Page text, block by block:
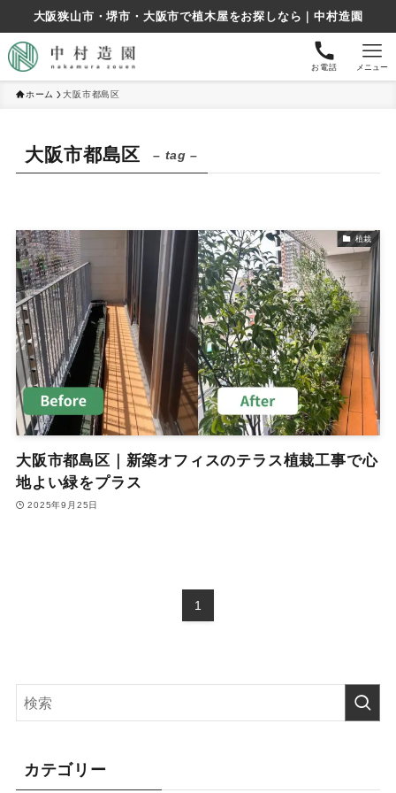
大阪狭山市・堺市・大阪市で植木屋をお探しなら｜中村造園
お電話 メニュー
ホーム 大阪市都島区
大阪市都島区 – tag –
植栽
大阪市都島区｜新築オフィスのテラス植栽工事で心
地よい緑をプラス
2025年9月25日
1
カテゴリー